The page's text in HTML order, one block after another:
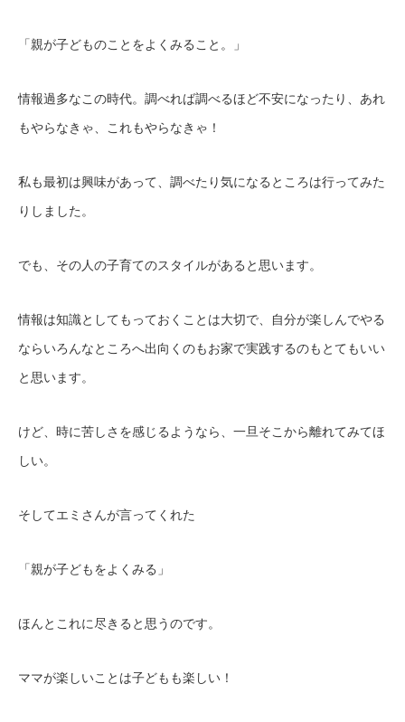
「親が子どものことをよくみること。」
情報過多なこの時代。調べれば調べるほど不安になったり、あれ
もやらなきゃ、これもやらなきゃ！
私も最初は興味があって、調べたり気になるところは行ってみた
りしました。
でも、その人の子育てのスタイルがあると思います。
情報は知識としてもっておくことは大切で、自分が楽しんでやる
ならいろんなところへ出向くのもお家で実践するのもとてもいい
と思います。
けど、時に苦しさを感じるようなら、一旦そこから離れてみてほ
しい。
そしてエミさんが言ってくれた
「親が子どもをよくみる」
ほんとこれに尽きると思うのです。
ママが楽しいことは子どもも楽しい！